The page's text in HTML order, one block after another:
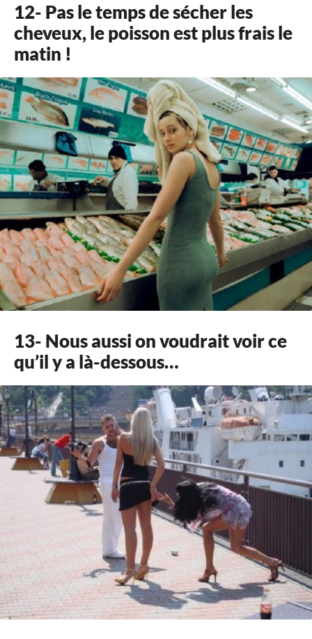
12- Pas le temps de sécher les
cheveux, le poisson est plus frais le
matin !
13- Nous aussi on voudrait voir ce
qu’il y a là-dessous…